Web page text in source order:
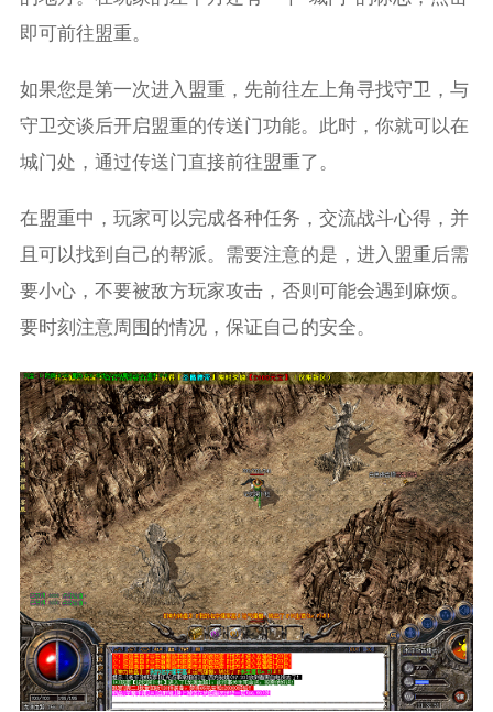
即可前往盟重。
如果您是第一次进入盟重，先前往左上角寻找守卫，与
守卫交谈后开启盟重的传送门功能。此时，你就可以在
城门处，通过传送门直接前往盟重了。
在盟重中，玩家可以完成各种任务，交流战斗心得，并
且可以找到自己的帮派。需要注意的是，进入盟重后需
要小心，不要被敌方玩家攻击，否则可能会遇到麻烦。
要时刻注意周围的情况，保证自己的安全。